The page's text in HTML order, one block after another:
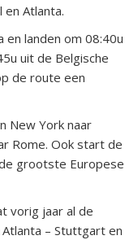
Atlanta.
landen om 08:40u
uit de Belgische
de route een
New York naar
Rome. Ook start de
grootste Europese
vorig jaar al de
– Stuttgart en